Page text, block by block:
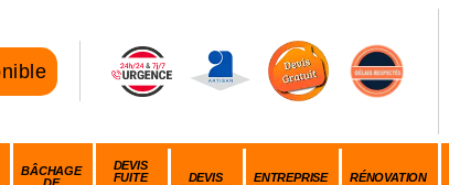
BÂCHAGE
DEVIS
FUITE
DEVIS
ENTREPRISE
RÉNOVATION